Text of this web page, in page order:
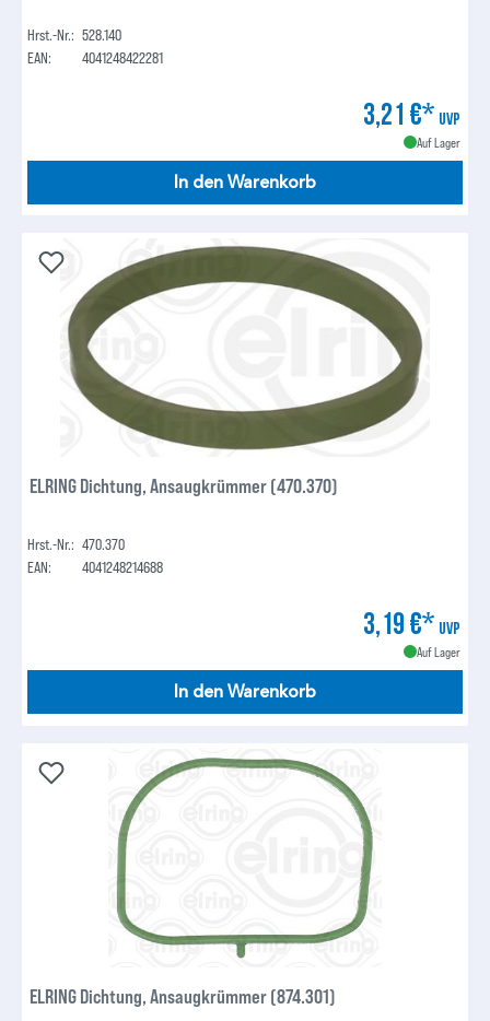
Hrst.-Nr.: 528.140
EAN:
4041248422281
3,21 €* UVP
Auf Lager
In den Warenkorb
ELRING Dichtung, Ansaugkrümmer (470.370)
Hrst.-Nr.: 470.370
EAN:
4041248214688
3,19 €* UVP
Auf Lager
In den Warenkorb
ELRING Dichtung, Ansaugkrümmer (874.301)